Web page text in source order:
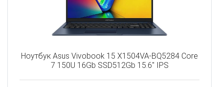
Ноутбук Asus Vivobook 15 X1504VA-BQ5284 Core
7 150U 16Gb SSD512Gb 15.6" IPS